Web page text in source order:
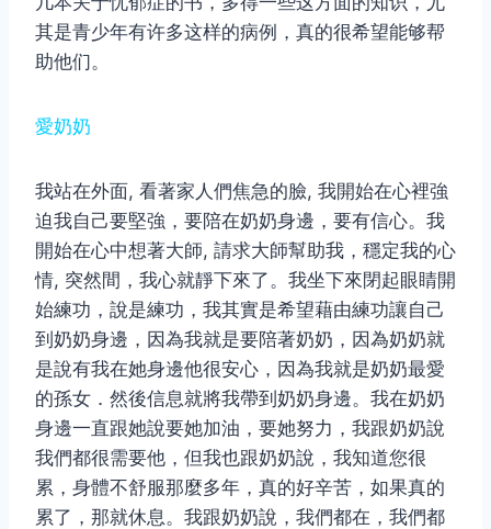
其是青少年有许多这样的病例，真的很希望能够帮
助他们。
愛奶奶
我站在外面, 看著家人們焦急的臉, 我開始在心裡強
迫我自己要堅強，要陪在奶奶身邊，要有信心。我
開始在心中想著大師, 請求大師幫助我，穩定我的心
情, 突然間，我心就靜下來了。我坐下來閉起眼睛開
始練功，說是練功，我其實是希望藉由練功讓自己
到奶奶身邊，因為我就是要陪著奶奶，因為奶奶就
是說有我在她身邊他很安心，因為我就是奶奶最愛
的孫女．然後信息就將我帶到奶奶身邊。我在奶奶
身邊一直跟她說要她加油，要她努力，我跟奶奶說
我們都很需要他，但我也跟奶奶說，我知道您很
累，身體不舒服那麼多年，真的好辛苦，如果真的
累了，那就休息。我跟奶奶說，我們都在，我們都